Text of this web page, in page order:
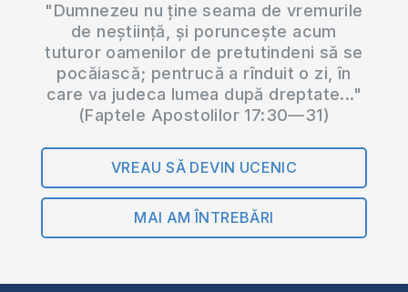
"Dumnezeu nu ține seama de vremurile
de neștiință, și poruncește acum
tuturor oamenilor de pretutindeni să se
pocăiască; pentrucă a rînduit o zi, în
care va judeca lumea după dreptate..."
(Faptele Apostolilor 17:30—31)
VREAU SĂ DEVIN UCENIC
MAI AM ÎNTREBĂRI